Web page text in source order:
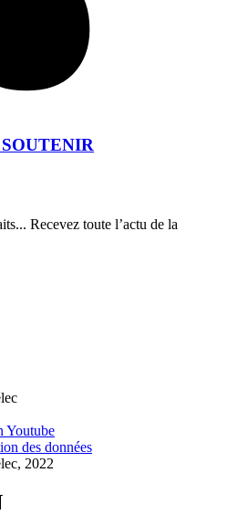
Recevez toute l’actu de la
Youtube
des données
2022